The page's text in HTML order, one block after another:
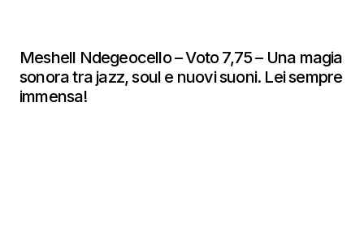
Meshell Ndegeocello – Voto 7,75 – Una magia
sonora tra jazz, soul e nuovi suoni. Lei sempre
immensa!